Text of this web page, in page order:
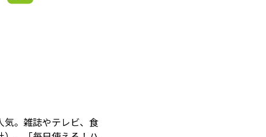
気。雑誌やテレビ、食